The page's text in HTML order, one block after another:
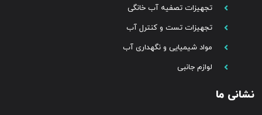
تجهیزات تصفیه آب خانگی
تجهیزات تست و کنترل آب
مواد شیمیایی و نگهداری آب
لوازم جانبی
نشانی ما